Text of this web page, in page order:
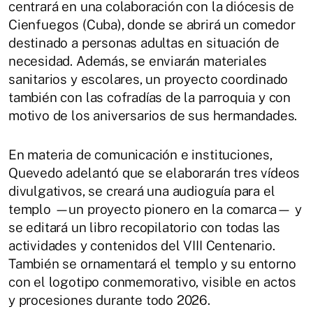
centrará en una colaboración con la diócesis de
Cienfuegos (Cuba), donde se abrirá un comedor
destinado a personas adultas en situación de
necesidad. Además, se enviarán materiales
sanitarios y escolares, un proyecto coordinado
también con las cofradías de la parroquia y con
motivo de los aniversarios de sus hermandades.
En materia de comunicación e instituciones,
Quevedo adelantó que se elaborarán tres vídeos
divulgativos, se creará una audioguía para el
templo —un proyecto pionero en la comarca— y
se editará un libro recopilatorio con todas las
actividades y contenidos del VIII Centenario.
También se ornamentará el templo y su entorno
con el logotipo conmemorativo, visible en actos
y procesiones durante todo 2026.